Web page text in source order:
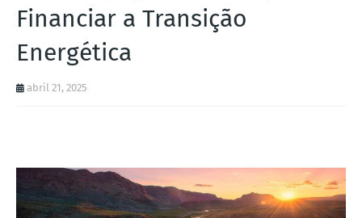
Financiar a Transição
Energética
abril 21, 2025